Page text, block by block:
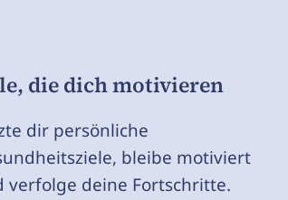
die dich motivieren
dir persönliche
bleibe motiviert
verfolge deine Fortschritte.